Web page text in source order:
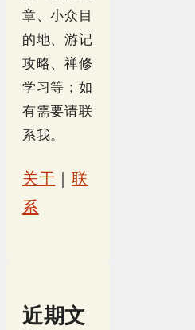
章、小众目
的地、游记
攻略、禅修
学习等；如
有需要请联
系我。
关于 ｜联
系
近期文